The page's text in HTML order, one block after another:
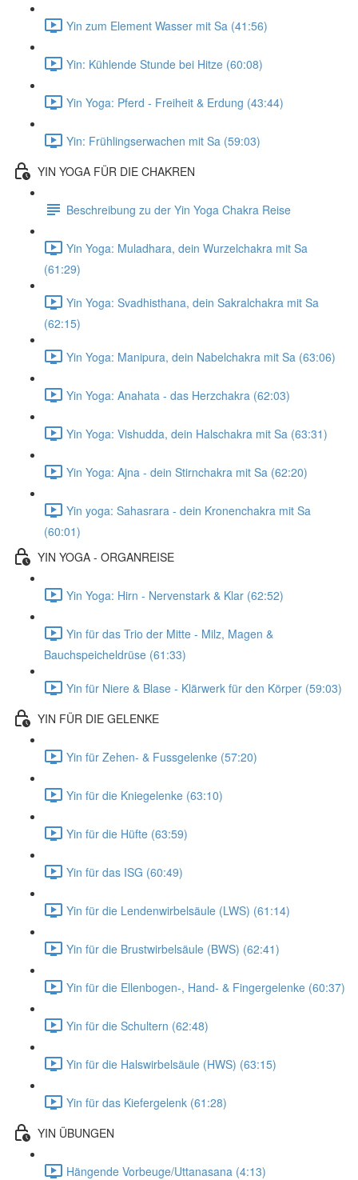
Yin zum Element Wasser mit Sa (41:56)
Yin: Kühlende Stunde bei Hitze (60:08)
Yin Yoga: Pferd - Freiheit & Erdung (43:44)
Yin: Frühlingserwachen mit Sa (59:03)
YIN YOGA FÜR DIE CHAKREN
Beschreibung zu der Yin Yoga Chakra Reise
Yin Yoga: Muladhara, dein Wurzelchakra mit Sa
(61:29)
Yin Yoga: Svadhisthana, dein Sakralchakra mit Sa
(62:15)
Yin Yoga: Manipura, dein Nabelchakra mit Sa (63:06)
Yin Yoga: Anahata - das Herzchakra (62:03)
Yin Yoga: Vishudda, dein Halschakra mit Sa (63:31)
Yin Yoga: Ajna - dein Stirnchakra mit Sa (62:20)
Yin yoga: Sahasrara - dein Kronenchakra mit Sa
(60:01)
YIN YOGA - ORGANREISE
Yin Yoga: Hirn - Nervenstark & Klar (62:52)
Yin für das Trio der Mitte - Milz, Magen &
Bauchspeicheldrüse (61:33)
Yin für Niere & Blase - Klärwerk für den Körper (59:03)
YIN FÜR DIE GELENKE
Yin für Zehen- & Fussgelenke (57:20)
Yin für die Kniegelenke (63:10)
Yin für die Hüfte (63:59)
Yin für das ISG (60:49)
Yin für die Lendenwirbelsäule (LWS) (61:14)
Yin für die Brustwirbelsäule (BWS) (62:41)
Yin für die Ellenbogen-, Hand- & Fingergelenke (60:37)
Yin für die Schultern (62:48)
Yin für die Halswirbelsäule (HWS) (63:15)
Yin für das Kiefergelenk (61:28)
YIN ÜBUNGEN
Hängende Vorbeuge/Uttanasana (4:13)